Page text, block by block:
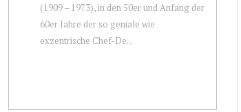
(1909 – 1973), in den 50er und Anfang der
60er Jahre der so geniale wie
exzentrische Chef-De...